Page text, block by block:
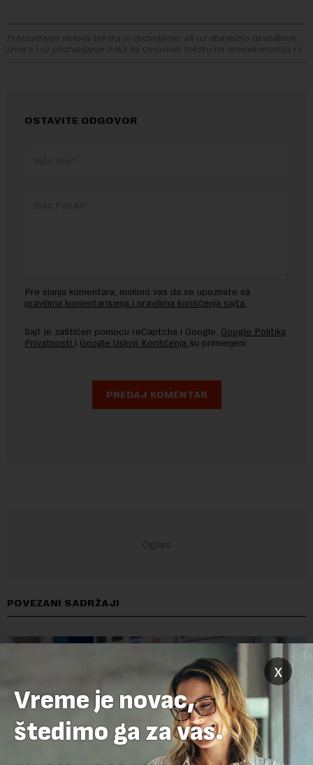
Preuzimanje delova teksta je dozvoljeno, ali uz obavezno navođenje
izvora i uz postavljanje linka ka izvornom tekstu na novaekonomija.rs
OSTAVITE ODGOVOR
Pre slanja komentara, molimo vas da se upoznate sa
pravilima komentarisanja i pravilima korišćenja sajta.
Sajt je zaštićen pomocu reCaptcha i Google. Google Politika
Privatnosti i Google Uslovi Korišćenja su primenjeni.
POVEZANI SADRŽAJI
x
Vreme je novac,
štedimo ga za vas.